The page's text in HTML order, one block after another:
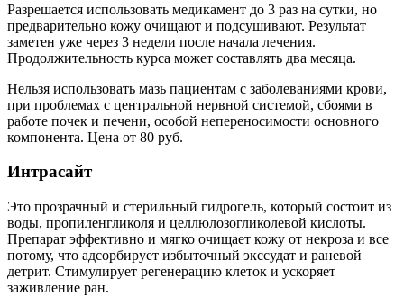
Разрешается использовать медикамент до 3 раз на сутки, но
предварительно кожу очищают и подсушивают. Результат
заметен уже через 3 недели после начала лечения.
Продолжительность курса может составлять два месяца.
Нельзя использовать мазь пациентам с заболеваниями крови,
при проблемах с центральной нервной системой, сбоями в
работе почек и печени, особой непереносимости основного
компонента. Цена от 80 руб.
Интрасайт
Это прозрачный и стерильный гидрогель, который состоит из
воды, пропиленгликоля и целлюлозогликолевой кислоты.
Препарат эффективно и мягко очищает кожу от некроза и все
потому, что адсорбирует избыточный экссудат и раневой
детрит. Стимулирует регенерацию клеток и ускоряет
заживление ран.